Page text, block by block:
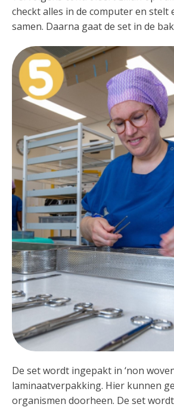
checkt alles in de computer en stelt
samen. Daarna gaat de set in de
De set wordt ingepakt in ‘non
laminaatverpakking. Hier kunnen
organismen doorheen. De set